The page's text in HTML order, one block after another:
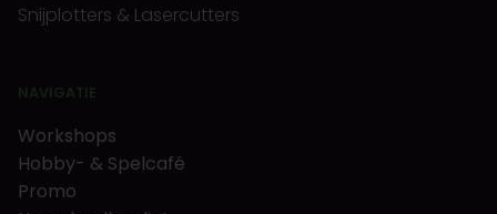
Snijplotters & Lasercutters
NAVIGATIE
Workshops
Hobby- & Spelcafé
Promo